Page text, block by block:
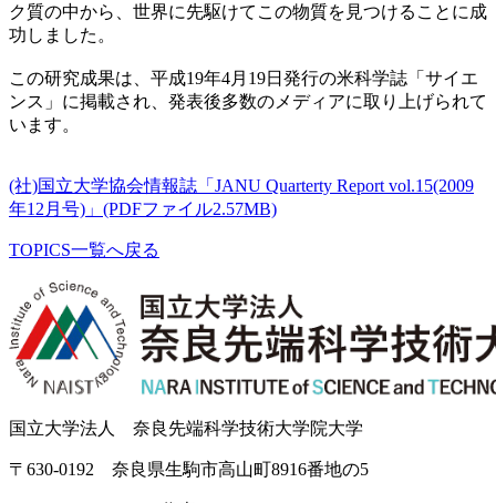
ク質の中から、世界に先駆けてこの物質を見つけることに成
功しました。
この研究成果は、平成19年4月19日発行の米科学誌「サイエ
ンス」に掲載され、発表後多数のメディアに取り上げられて
います。
(社)国立大学協会情報誌「JANU Quarterty Report vol.15(2009
年12月号)」(PDFファイル2.57MB)
TOPICS一覧へ戻る
国立大学法人 奈良先端科学技術大学院大学
〒630-0192 奈良県生駒市高山町8916番地の5